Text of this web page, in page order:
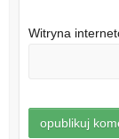
Witryna